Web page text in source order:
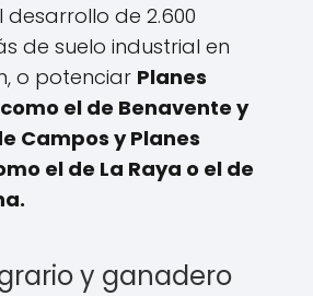
de 2.600
de suelo industrial en
o potenciar Planes
el de Benavente y
Campos y Planes
el de La Raya o el de
y ganadero